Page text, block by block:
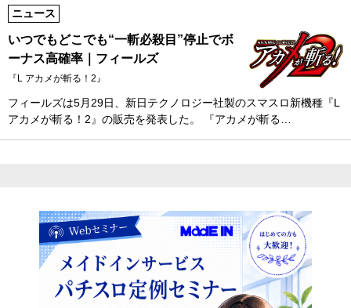
ニュース
いつでもどこでも“一斬必殺目”停止でボ
ーナス高確率｜フィールズ
『L アカメが斬る！2』
フィールズは5月29日、新日テクノロジー社製のスマスロ新機種『L
アカメが斬る！2』の販売を発表した。 『アカメが斬る…